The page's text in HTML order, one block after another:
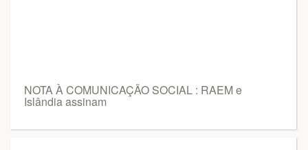
NOTA À COMUNICAÇÃO SOCIAL : RAEM e
Islândia assinam